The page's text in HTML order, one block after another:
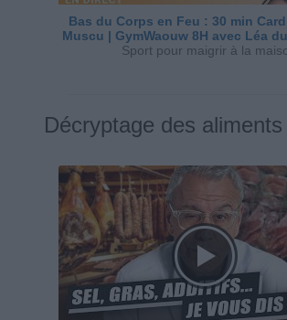
Bas du Corps en Feu : 30 min
Muscu | GymWaouw 8H avec Léa
Sport pour maigrir à la
Décryptage des aliments